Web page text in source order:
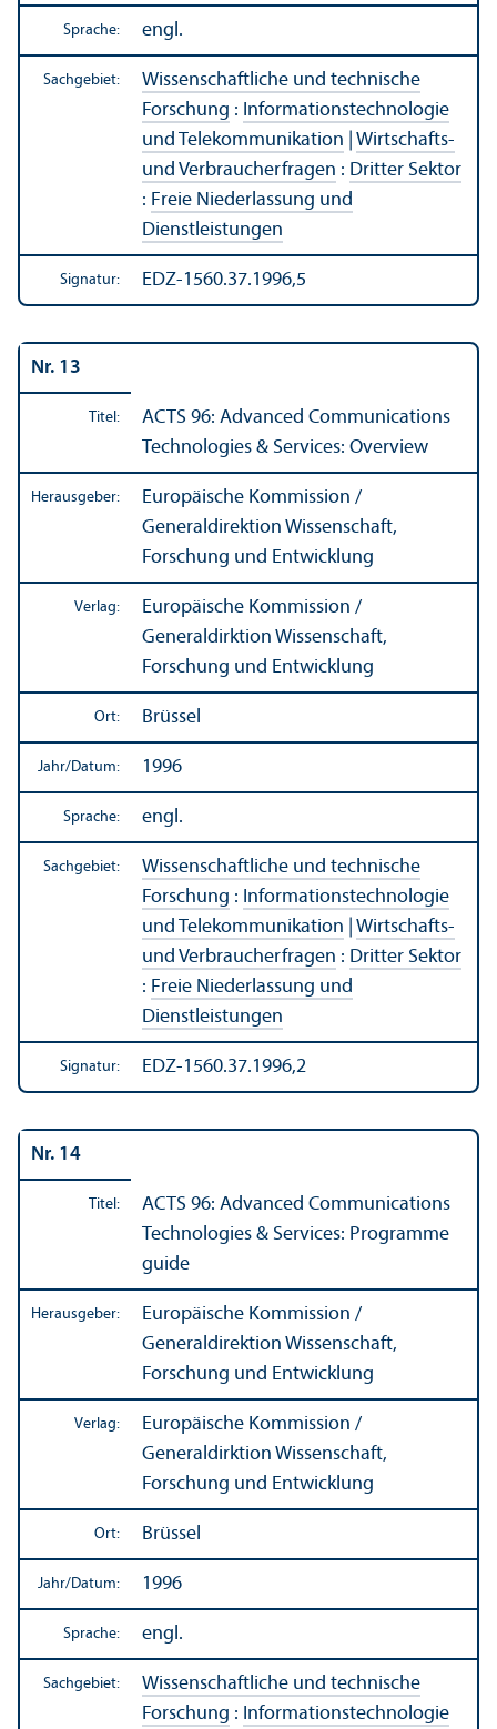
Sprache: engl.
Sachgebiet:
Wissenschaft­liche und technische
Forschung : Informations­technologie
und Telekommunikation
Wirtschafts-
und Verbraucherfragen : Dritter Sektor
: Freie Niederlassung und
Dienstleistungen
Signatur: EDZ-1560.37.1996,5
Nr. 13
Titel:
ACTS 96: Advanced Communications
Technologies & Services: Overview
Herausgeber:
Europäische Kommission /
Generaldirektion Wissenschaft,
Forschung und Entwicklung
Verlag:
Europäische Kommission /
Generaldirktion Wissenschaft,
Forschung und Entwicklung
Ort: Brüssel
Jahr/Datum: 1996
Sprache: engl.
Sachgebiet:
Wissenschaft­liche und technische
Forschung : Informations­technologie
und Telekommunikation
Wirtschafts-
und Verbraucherfragen : Dritter Sektor
: Freie Niederlassung und
Dienstleistungen
Signatur: EDZ-1560.37.1996,2
Nr. 14
Titel:
ACTS 96: Advanced Communications
Technologies & Services: Programme
guide
Herausgeber:
Europäische Kommission /
Generaldirektion Wissenschaft,
Forschung und Entwicklung
Verlag:
Europäische Kommission /
Generaldirktion Wissenschaft,
Forschung und Entwicklung
Ort: Brüssel
Jahr/Datum: 1996
Sprache: engl.
Sachgebiet:
Wissenschaft­liche und technische
Forschung : Informations­technologie